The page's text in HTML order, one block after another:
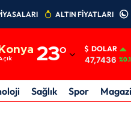
ALTIN FİYATLARI
Konya 23°
Adıyaman
Afyonkarahisar
DOLAR
47,7436
Sağlık Spor